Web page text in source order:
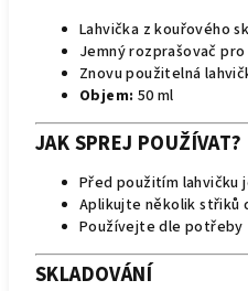
Lahvička z kouřového
Jemný rozprašovač
Znovu použitelná
Objem: 50 ml
JAK SPREJ POUŽÍVAT?
Před použitím
Aplikujte několik střiků
Používejte dle potřeby
SKLADOVÁNÍ